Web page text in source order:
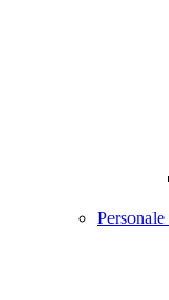
Personale